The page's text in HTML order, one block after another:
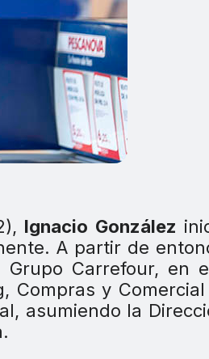
Ignacio González
A partir de
Carrefour, en
Compras y
asumiendo la